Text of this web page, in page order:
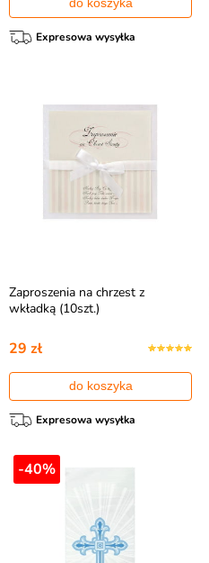
Expresowa wysyłka
Zaproszenia na chrzest z
wkładką (10szt.)
29 zł
do koszyka
Expresowa wysyłka
-40%